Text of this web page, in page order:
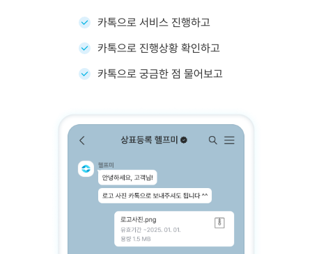
카톡으로 서비스 진행하고
카톡으로 진행상황 확인하고
카톡으로 궁금한 점 물어보고